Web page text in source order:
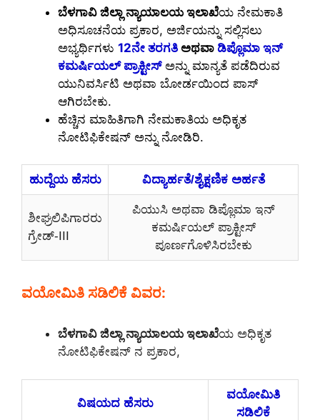
ಬೆಳಗಾವಿ ಜಿಲ್ಲಾ ನ್ಯಾಯಾಲಯ ಇಲಾಖೆಯ ನೇಮಕಾತಿ
ಅಧಿಸೂಚನೆಯ ಪ್ರಕಾರ, ಅರ್ಜಿಯನ್ನು ಸಲ್ಲಿಸಲು
ಅಭ್ಯರ್ಥಿಗಳು 12ನೇ ತರಗತಿ ಅಥವಾ ಡಿಪ್ಲೊಮಾ ಇನ್
ಕಮರ್ಷಿಯಲ್ ಪ್ರಾಕ್ಟೀಸ್ಅನ್ನು ಮಾನ್ಯತೆ ಪಡೆದಿರುವ
ಯುನಿವರ್ಸಿಟಿ ಅಥವಾ ಬೋರ್ಡಯಿಂದ ಪಾಸ್
ಆಗಿರಬೇಕು.
ಹೆಚ್ಚಿನ ಮಾಹಿತಿಗಾಗಿ ನೇಮಕಾತಿಯ ಅಧಿಕೃತ
ನೋಟಿಫಿಕೇಷನ್ ಅನ್ನು ನೋಡಿರಿ.
ಹುದ್ದೆಯ ಹೆಸರು ವಿದ್ಯಾರ್ಹತೆ/ಶೈಕ್ಷಣಿಕ ಅರ್ಹತೆ
ಶೀಘ್ರಲಿಪಿಗಾರರು
ಗ್ರೇಡ್-III
ಪಿಯುಸಿ ಅಥವಾ ಡಿಪ್ಲೊಮಾ ಇನ್
ಕಮರ್ಷಿಯಲ್ ಪ್ರಾಕ್ಟೀಸ್
ಪೂರ್ಣಗೊಳಿಸಿರಬೇಕು
ವಯೋಮಿತಿ ಸಡಿಲಿಕೆ ವಿವರ:
ಬೆಳಗಾವಿ ಜಿಲ್ಲಾ ನ್ಯಾಯಾಲಯ ಇಲಾಖೆಯ ಅಧಿಕೃತ
ನೋಟಿಫಿಕೇಷನ್ ನ ಪ್ರಕಾರ,
ವಿಷಯದ ಹೆಸರು
ವಯೋಮಿತಿ
ಸಡಿಲಿಕೆ